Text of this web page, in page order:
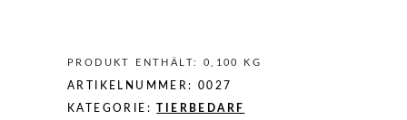
PRODUKT ENTHÄLT: 0,100 KG
ARTIKELNUMMER: 0027
KATEGORIE:TIERBEDARF